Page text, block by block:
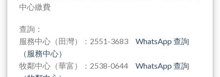
中心繳費
查詢：
服務中心（田灣）：2551-3683 WhatsApp 查詢
（服務中心）
牧鄰中心（華富）：2538-0644 WhatsApp 查詢